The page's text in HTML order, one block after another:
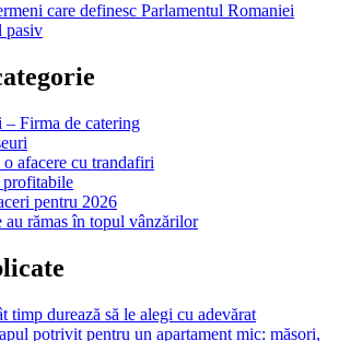
care definesc Parlamentul Romaniei
pasiv
– Firma de catering
afacere cu trandafiri
profitabile
pentru 2026
au rămas în topul vânzărilor
timp durează să le alegi cu adevărat
potrivit pentru un apartament mic: măsori,